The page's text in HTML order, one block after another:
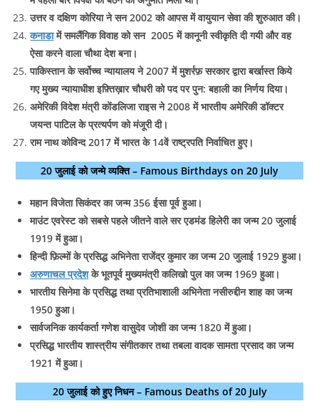
उत्तर व दक्षिण कोरिया ने सन 2002 को आपस में वायुयान सेवा की शुरुआत की।
कनाडामें समलैंगिक विवाह को सन 2005 में कानूनी स्वीकृति दी गयी और वह
ऐसा करने वाला चौथा देश बना।
पाकिस्तान के सर्वोच्च न्यायालय ने 2007 में मुशर्रफ़ सरकार द्वारा बर्खास्त किये
गए मुख्य न्यायाधीश इफ़्तिख़ार चौधरी को पद पर पुन: बहाली का निर्णय दिया।
अमेरिकी विदेश मंत्री कोंडलिजा राइस ने 2008 में भारतीय अमेरिकी डॉक्टर
जयन्त पाटिल के प्रत्यर्पण को मंजूरी दी।
राम नाथ कोविन्द 2017 में भारत के 14वें राष्ट्रपति निर्वाचित हुए।
20 जुलाई को जन्मे व्यक्ति – Famous Birthdays on 20 July
महान विजेता सिकंदर का जन्म 356 ईसा पूर्व हुआ।
माउंट एवरेस्‍ट को सबसे पहले जीतने वाले सर एडमंड हिलेरी का जन्‍म 20 जुलाई
1919 में हुआ।
हिन्दी फ़िल्मों के प्रसिद्ध अभिनेता राजेंद्र कुमार का जन्म 20 जुलाई 1929 हुआ।
अरुणाचल प्रदेशके भूतपूर्व मुख्यमंत्री कलिखो पुल का जन्म 1969 हुआ।
भारतीय सिनेमा के प्रसिद्ध तथा प्रतिभाशाली अभिनेता नसीरुद्दीन शाह का जन्म
1950 हुआ।
सार्वजनिक कार्यकर्ता गणेश वासुदेव जोशी का जन्म 1820 में हुआ।
प्रसिद्ध भारतीय शास्त्रीय संगीतकार तथा तबला वादक सामता प्रसाद का जन्म
1921 में हुआ।
20 जुलाई को हुए निधन – Famous Deaths of 20 July